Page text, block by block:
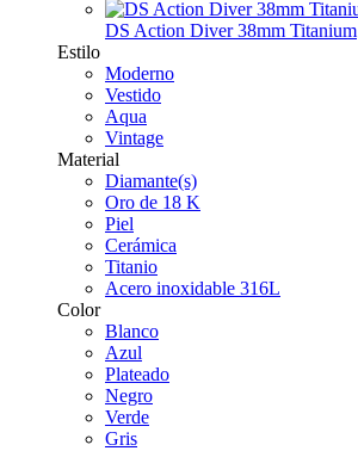
DS Action Diver 38mm Titanium
Estilo
Moderno
Vestido
Aqua
Vintage
Material
Diamante(s)
Oro de 18 K
Piel
Cerámica
Titanio
Acero inoxidable 316L
Color
Blanco
Azul
Plateado
Negro
Verde
Gris